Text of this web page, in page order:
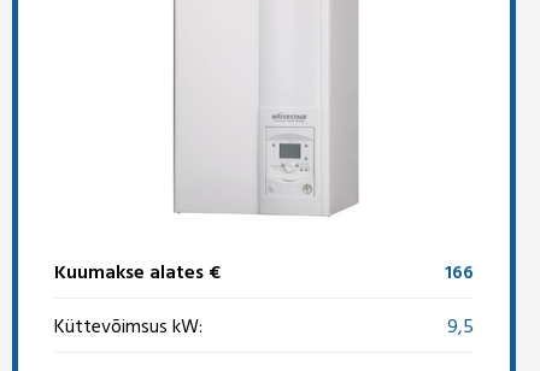
Kuumakse alates €
166
Küttevõimsus kW:
9,5